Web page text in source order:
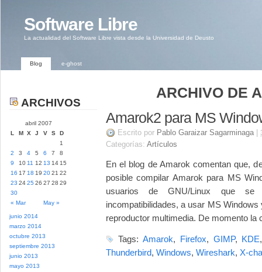
Software Libre
La actualidad del Software Libre vista desde la Universidad de Deusto
Blog e-ghost
ARCHIVOS
abril 2007
L
M X J V S D
« Mar May »
1
2
3 4 5 6 7
8
9
10 11 12 13 14 15
16 17 18 19 2021 22
23 2425 26 27 28 29
30
junio 2014
marzo 2014
octubre 2013
septiembre 2013
junio 2013
mayo 2013
ARCHIVO DE
Amarok2 para MS
Escrito por Pablo Garaizar Sagarminaga
Categorías: Artículos
En el blog de Amarok comentan que,
posible compilar Amarok para MS
usuarios de GNU/Linux que
incompatibilidades, a usar MS
reproductor multimedia. De momento
Tags:Amarok, Firefox, GIMP, KDE
Thunderbird, Windows, Wireshark, X-